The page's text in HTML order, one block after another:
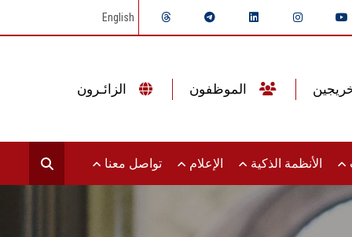
English
الأنظمة الذكية الإعلام تواصل معنا